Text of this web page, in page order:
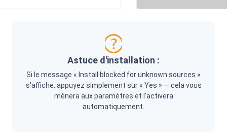
Astuce d'installation :
Si le message « Install blocked for unknown sources »
s'affiche, appuyez simplement sur « Yes » — cela vous
mènera aux paramètres et l'activera
automatiquement.